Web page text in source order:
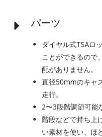
パーツ
ダイヤル式TSAロ
ことができるので
配がありません。
直径50mmのキャ
走行。
2〜3段階調節可能
階段などで持ち上
い素材を使い、ほ